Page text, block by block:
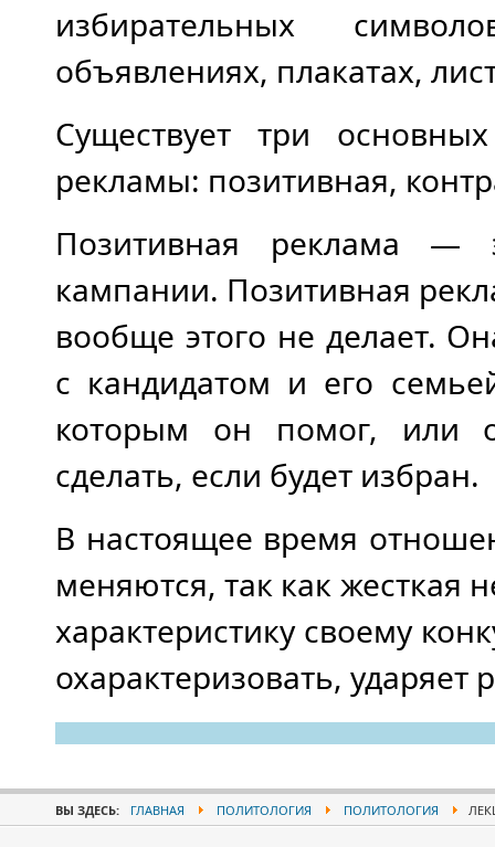
избирательных
объявлениях, плакатах,
Существует три
рекламы: позитивная,
Позитивная реклама —
кампании. Позитивная
вообще этого не делает.
с кандидатом и его
которым он помог, или
сделать, если будет избран.
В настоящее время
меняются, так как жесткая
характеристику своему
охарактеризовать,
ВЫ ЗДЕСЬ: ГЛАВНАЯ ПОЛИТОЛОГИЯ ПОЛИТОЛОГИЯ